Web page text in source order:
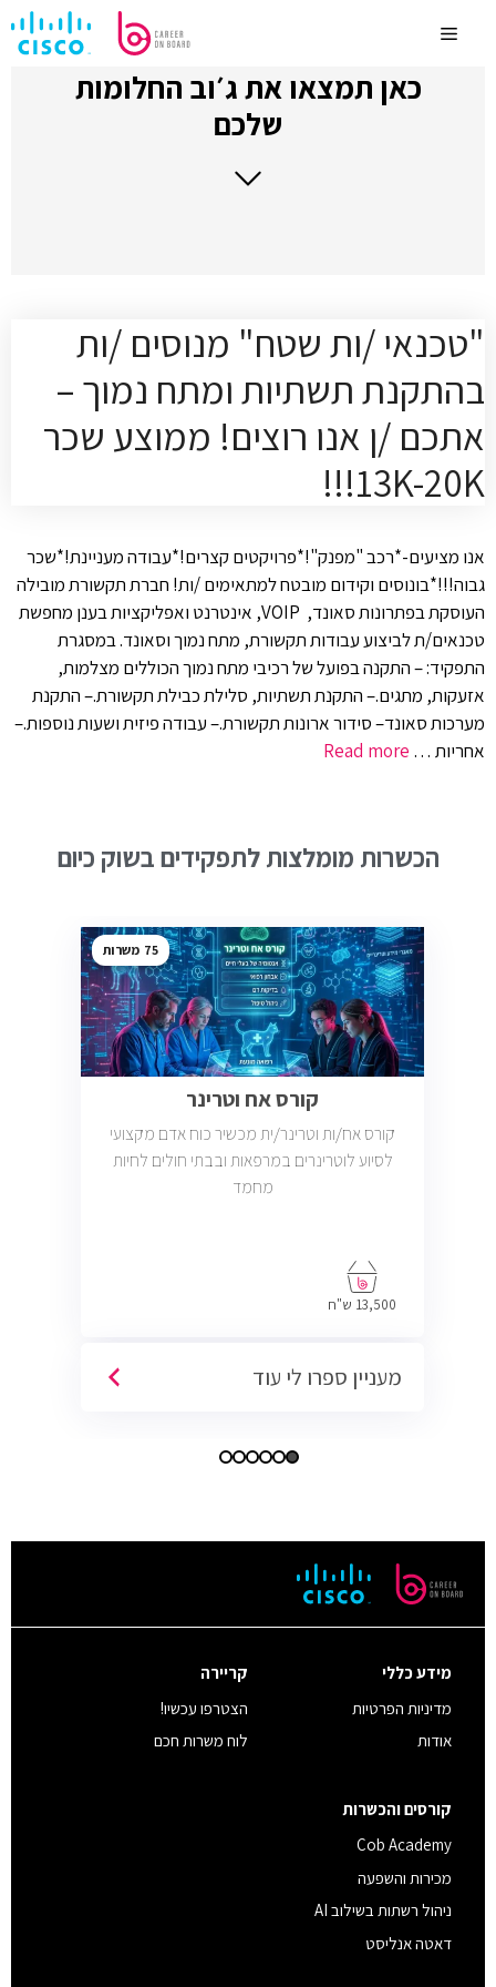
לתוכןMenu
כאן תמצאו את ג׳וב החלומות
שלכם
"טכנאי /ות שטח" מנוסים /ות
בהתקנת תשתיות ומתח נמוך –
אתכם /ן אנו רוצים! ממוצע שכר
13K-20K!!!
אנו מציעים-*רכב "מפנק"!*פרויקטים קצרים!*עבודה מעניינת!*שכר
גבוה!!!*בונוסים וקידום מובטח למתאימים /ות! חברת תקשורת מובילה
העוסקת בפתרונות סאונד, VOIP, אינטרנט ואפליקציות בענן מחפשת
טכנאים/ת לביצוע עבודות תקשורת, מתח נמוך וסאונד. במסגרת
התפקיד: – התקנה בפועל של רכיבי מתח נמוך הכוללים מצלמות,
אזעקות, מתגים.– התקנת תשתיות, סלילת כבילת תקשורת.– התקנת
מערכות סאונד– סידור ארונות תקשורת.– עבודה פיזית ושעות נוספות.–
אחריות … Read more
הכשרות מומלצות לתפקידים בשוק כיום
75
קורס אח וטרינר
קורס אח/ות וטרינר/ית מכשיר כוח אדם מקצועי
לסיוע לוטרינרים במרפאות ובבתי חולים לחיות
מחמד
13,500 ש"ח
מעניין ספרו לי עוד
מידע כללי
מדיניות הפרטיות
אודות
קריירה
הצטרפו עכשיו!
לוח משרות חכם
קורסים והכשרות
Cob Academy
מכירות והשפעה
ניהול רשתות בשילוב AI
דאטה אנליסט